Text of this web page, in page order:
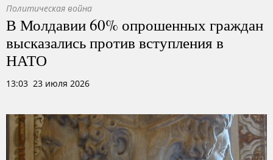
Политическая война
В Молдавии 60% опрошенных граждан
высказались против вступления в
НАТО
13:03 23 июля 2026